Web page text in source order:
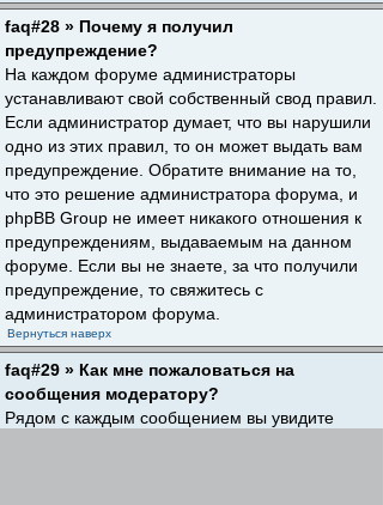
faq#28 » Почему я получил
предупреждение?
На каждом форуме администраторы
устанавливают свой собственный свод правил.
Если администратор думает, что вы нарушили
одно из этих правил, то он может выдать вам
предупреждение. Обратите внимание на то,
что это решение администратора форума, и
phpBB Group не имеет никакого отношения к
предупреждениям, выдаваемым на данном
форуме. Если вы не знаете, за что получили
предупреждение, то свяжитесь с
администратором форума.
Вернуться наверх
faq#29 » Как мне пожаловаться на
сообщения модератору?
Рядом с каждым сообщением вы увидите